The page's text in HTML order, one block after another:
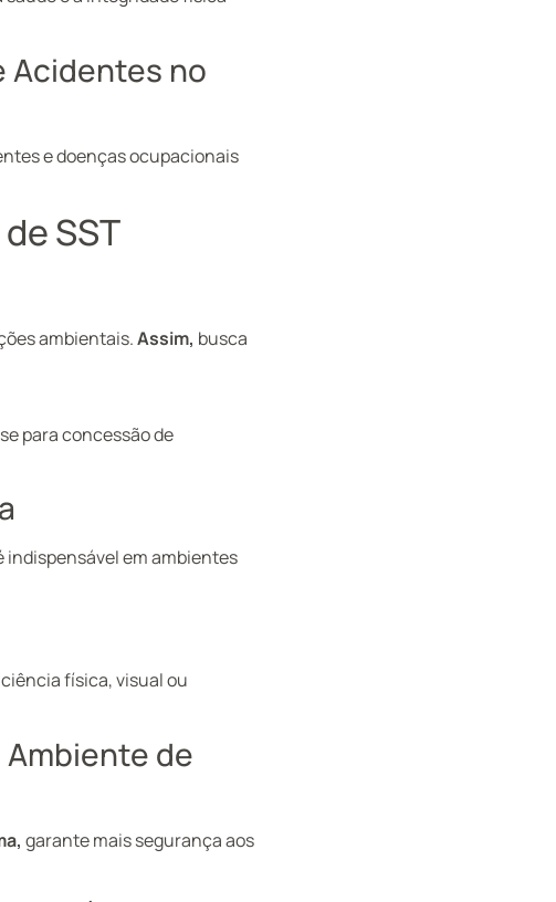
Acidentes no
e doenças ocupacionais
SST
ambientais.Assim, busca
para concessão de
indispensável em ambientes
física, visual ou
Ambiente de
garante mais segurança aos